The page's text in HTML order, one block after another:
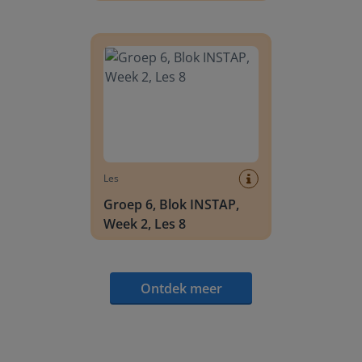
Les
Groep 6, Blok INSTAP,
Week 2, Les 8
Ontdek meer